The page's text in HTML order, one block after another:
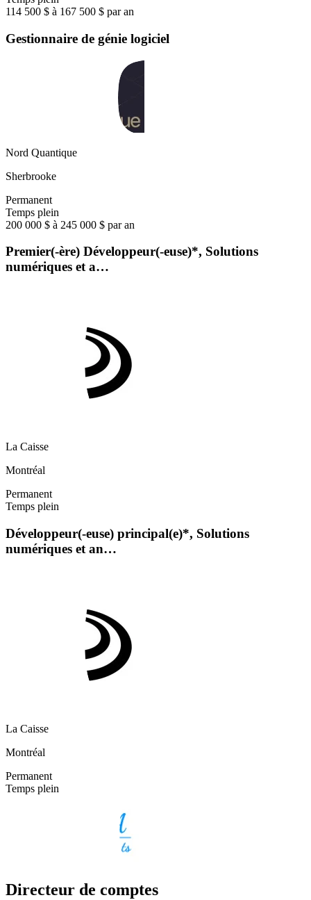
114 500 $ à 167 500 $ par an
Gestionnaire de génie logiciel
Nord Quantique
Sherbrooke
Permanent
Temps plein
200 000 $ à 245 000 $ par an
Premier(-ère) Développeur(-euse)*, Solutions
numériques et a…
La Caisse
Montréal
Permanent
Temps plein
Développeur(-euse) principal(e)*, Solutions
numériques et an…
La Caisse
Montréal
Permanent
Temps plein
Directeur de comptes